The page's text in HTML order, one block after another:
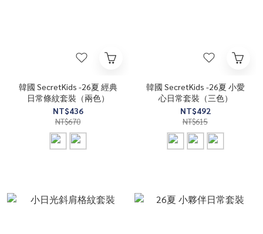
韓國 SecretKids -26夏 經典
日常條紋套裝（兩色）
NT$436
NT$670
韓國 SecretKids -26夏 小愛
心日常套裝（三色）
NT$492
NT$615